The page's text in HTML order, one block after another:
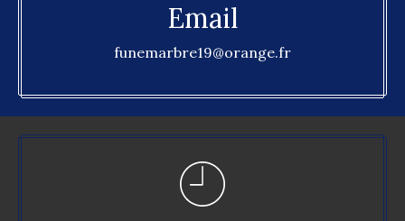
Email
funemarbre19@orange.fr